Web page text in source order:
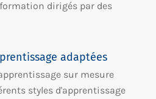
dirigés par des
adaptées
sur mesure
styles d'apprentissage